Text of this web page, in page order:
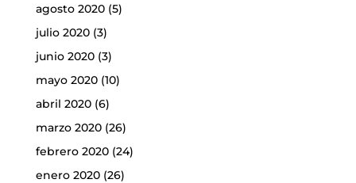
agosto 2020(5)
julio 2020(3)
junio 2020(3)
mayo 2020(10)
abril 2020(6)
marzo 2020(26)
febrero 2020(24)
enero 2020(26)